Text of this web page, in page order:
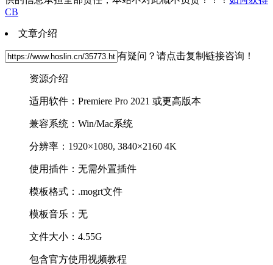
CB
文章介绍
有疑问？请点击复制链接咨询！
资源介绍
适用软件：Premiere Pro 2021 或更高版本
兼容系统：Win/Mac系统
分辨率：1920×1080, 3840×2160 4K
使用插件：无需外置插件
模板格式：.mogrt文件
模板音乐：无
文件大小：4.55G
包含官方使用视频教程